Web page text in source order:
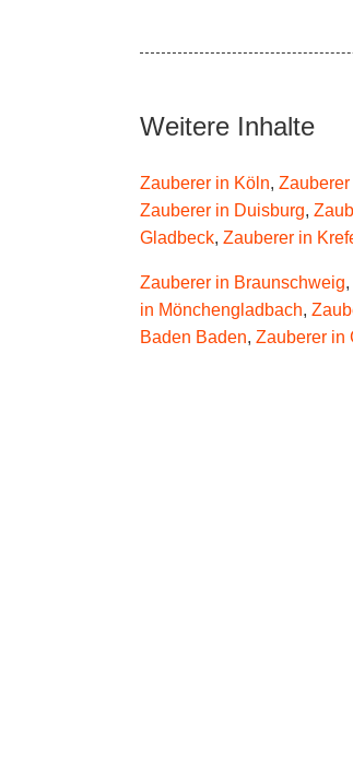
Weitere Inhalte
Zauberer in Köln, Zauberer
Zauberer in Duisburg,
Gladbeck, Zauberer in
Zauberer in Braunschweig,
in Mönchengladbach,
Baden Baden, Zauberer in